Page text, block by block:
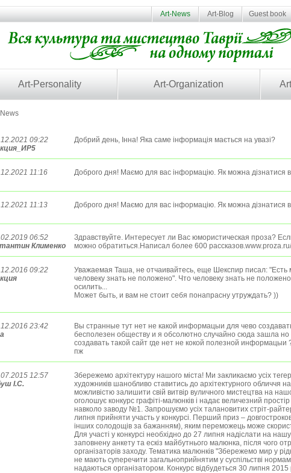
Art-News Art-Blog Guest book
Art-Personality Art-Organization
09:22
Добрий день, Інна! Яка саме інформація мається на увазі?
11:16
Доброго дня! Маємо для вас інформацію. Як можна дізнатися
11:13
Доброго дня! Маємо для вас інформацію. Як можна дізнатися
06:52
Клименко
Здравствуйте. Интересует ли Вас юмористическая проза?
можно обратиться.Написал более 600
09:22
Уважаемая Таша, не отчаивайтесь, еще Шекспир писал: "Есть
человеку знать не положено". Что человеку знать не
осилить...
Может быть, и вам не стоит себя понапрасну утруждать? ))
23:42
Вы странные тут нет не какой информацыи для чево
бесполезен обществу и я обсолютно случайно сюда зашла но
создавать такой сайт где нет не кокой полезной
пж
12:57
І.С.
Збережемо архітектуру нашого міста! Ми закликаємо усіх
художників шанобливо ставитись до архітектурного обличчя
можливістю залишити свій витвір вуличного мистецтва на
оголошує конкурс графіті-малюнків і надає величезний
навколо заводу №1. Запрошуємо усіх талановитих стріт-
липня прийняти участь у конкурсі. Перший приз –
інших солодощів за бажанням), яким переможець може
Для участі у конкурсі необхідно до 27 липня надіслати на
заповнену анкету та ескіз майбутнього малюнка, після чого
організаторів заходу. Тематика малюнків "Збережемо мир у
не мають суперечити загальноприйнятим у суспільстві
надаються організатором. Конкурс відбудеться 30 липня 2015